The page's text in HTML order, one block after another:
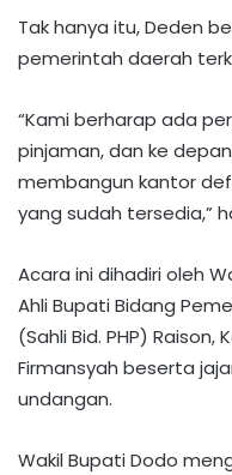
Tak hanya itu, Deden
pemerintah daerah
“Kami berharap ada
pinjaman, dan ke
membangun kantor
yang sudah tersedia,”
Acara ini dihadiri oleh
Ahli Bupati Bidang
(Sahli Bid. PHP) Raison,
Firmansyah beserta
undangan.
Wakil Bupati Dodo